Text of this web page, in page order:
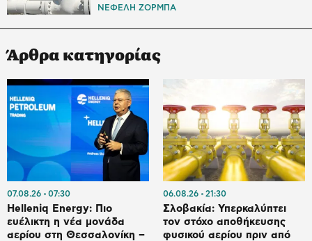
ΝΕΦΕΛΗ ΖΟΡΜΠΑ
Άρθρα κατηγορίας
07.08.26 07:30
Helleniq Energy: Πιο
ευέλικτη η νέα μονάδα
αερίου στη Θεσσαλονίκη –
06.08.26 21:30
Σλοβακία: Υπερκαλύπτει
τον στόχο αποθήκευσης
φυσικού αερίου πριν από